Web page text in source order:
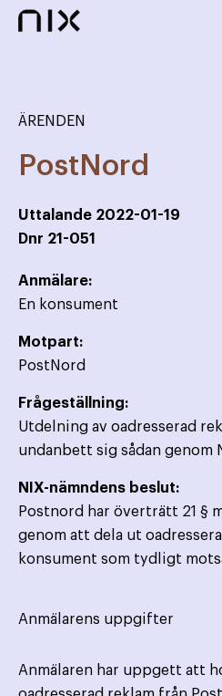
ÄRENDEN
PostNord
Uttalande 2022-01-19
Dnr 21-051
Anmälare:
En konsument
Motpart:
PostNord
Frågeställning:
Utdelning av oadresserad
undanbett sig sådan genom
NIX-nämndens beslut:
Postnord har överträtt 21 §
genom att dela ut
konsument som tydligt
Anmälarens uppgifter
Anmälaren har uppgett att